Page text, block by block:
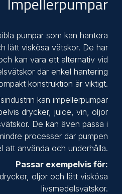
pumpar som kan hantera
lätt viskösa vätskor. De har
kan vara ett alternativ vid
där enkel hantering
konstruktion är viktigt.
kan impellerpumpar
drycker, juice, vin, oljor
De kan även passa i
processer där pumpen
att använda och underhålla.
Passar exempelvis för:
oljor och lätt viskösa
livsmedelsvätskor.